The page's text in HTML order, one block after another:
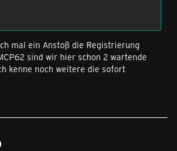
mal ein Anstoß die Registrierung
sind wir hier schon 2 wartende
kenne noch weitere die sofort